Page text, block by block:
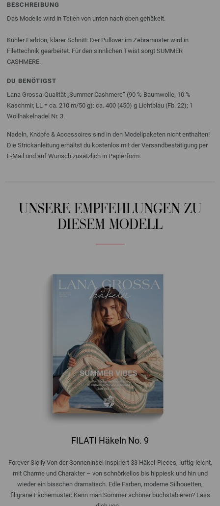
BESCHREIBUNG
Das Modelle wird in Teilen von unten nach oben gehäkelt.
Kühler Farbton, klarer Schnitt: Der Pullover im Zebramuster wird in
Filettechnik gearbeitet. Für den sinnlichen Twist sorgt SUMMER
CASHMERE.
DU BENÖTIGST
Lana Grossa-Qualität „Summer Cashmere” (90 % Baumwolle, 10 %
Kaschmir, LL = ca. 210 m/50 g): ca. 400 (450) g Lichtblau (Fb. 22); 1
Wollhäkelnadel Nr. 3.
Nadeln, Knöpfe & Accessoires sind in den Modellpaketen nicht enthalten!
Die Strickanleitung erhältst du kostenlos mit der Versandbestätigung per
E-Mail und auf Wunsch zusätzlich in Papierform.
UNSERE EMPFEHLUNGEN ZU
DIESEM MODELL
FILATI Häkeln No. 9
Forever Sicily Von der Sonneninsel inspiriert 33 Häkel-Pieces, luftig-leicht,
mit Charme und Charakter – von schnörkellos bis hippiesk und hin und
wieder ein bisschen dramatisch. Edle Farben, moderne Silhouetten,
filigrane Fächemuster: Kann man Sommer schöner buchstabieren? Lass